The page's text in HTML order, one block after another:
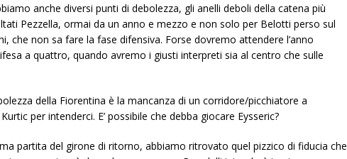
anche diversi punti di debolezza, gli anelli deboli della catena più
Pezzella, ormai da un anno e mezzo e non solo per Belotti perso sul
che non sa fare la fase difensiva. Forse dovremo attendere l’anno
a quattro, quando avremo i giusti interpreti sia al centro che sulle
della Fiorentina è la mancanza di un corridore/picchiatore a
per intenderci. E’ possibile che debba giocare Eysseric?
partita del girone di ritorno, abbiamo ritrovato quel pizzico di fiducia che